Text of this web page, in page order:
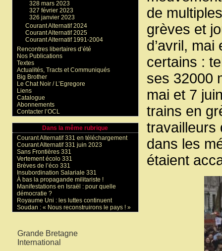
de
grèves et
d’avril,
certains :
ses 32000
mai et 7
trains en
travailleurs
dans les
étaient
328 mars 2023
327 février 2023
326 janvier 2023
Courant Alternatif 2024
Courant Alternatif 2025
Courant Alternatif 1991-2004
Rencontres libertaires d’été
Nos Publications
Textes
Actualités, Tracts et Communiqués
Big Brother
Le Chat Noir / L’Egregore
Liens
Catalogue
Abonnements
Contacter l’OCL
Dans la même rubrique
Courant Alternatif 331 en téléchargement
Courant Alternatif 331 juin 2023
Sans Frontières 331
Vertement écolo 331
Brèves de l’éco 331
Insubordination Salariale 331
À bas la propagande militariste !
Manifestations en Israël : pour quelle
démocratie ?
Royaume Uni : les luttes continuent
Soudan : « Nous reconstruirons le pays ! »
Grande Bretagne
International